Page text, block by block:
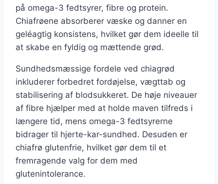
på omega-3 fedtsyrer, fibre og protein.
Chiafrøene absorberer væske og danner en
geléagtig konsistens, hvilket gør dem ideelle til
at skabe en fyldig og mættende grød.
Sundhedsmæssige fordele ved chiagrød
inkluderer forbedret fordøjelse, vægttab og
stabilisering af blodsukkeret. De høje niveauer
af fibre hjælper med at holde maven tilfreds i
længere tid, mens omega-3 fedtsyrerne
bidrager til hjerte-kar-sundhed. Desuden er
chiafrø glutenfrie, hvilket gør dem til et
fremragende valg for dem med
glutenintolerance.